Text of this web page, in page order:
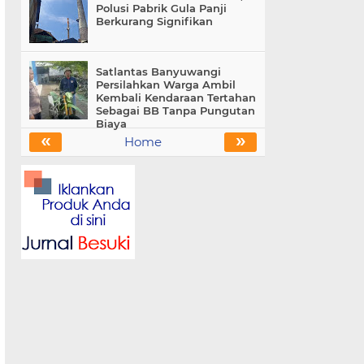
Polusi Pabrik Gula Panji
Berkurang Signifikan
Satlantas Banyuwangi
Persilahkan Warga Ambil
Kembali Kendaraan Tertahan
Sebagai BB Tanpa Pungutan
Biaya
« »
Home